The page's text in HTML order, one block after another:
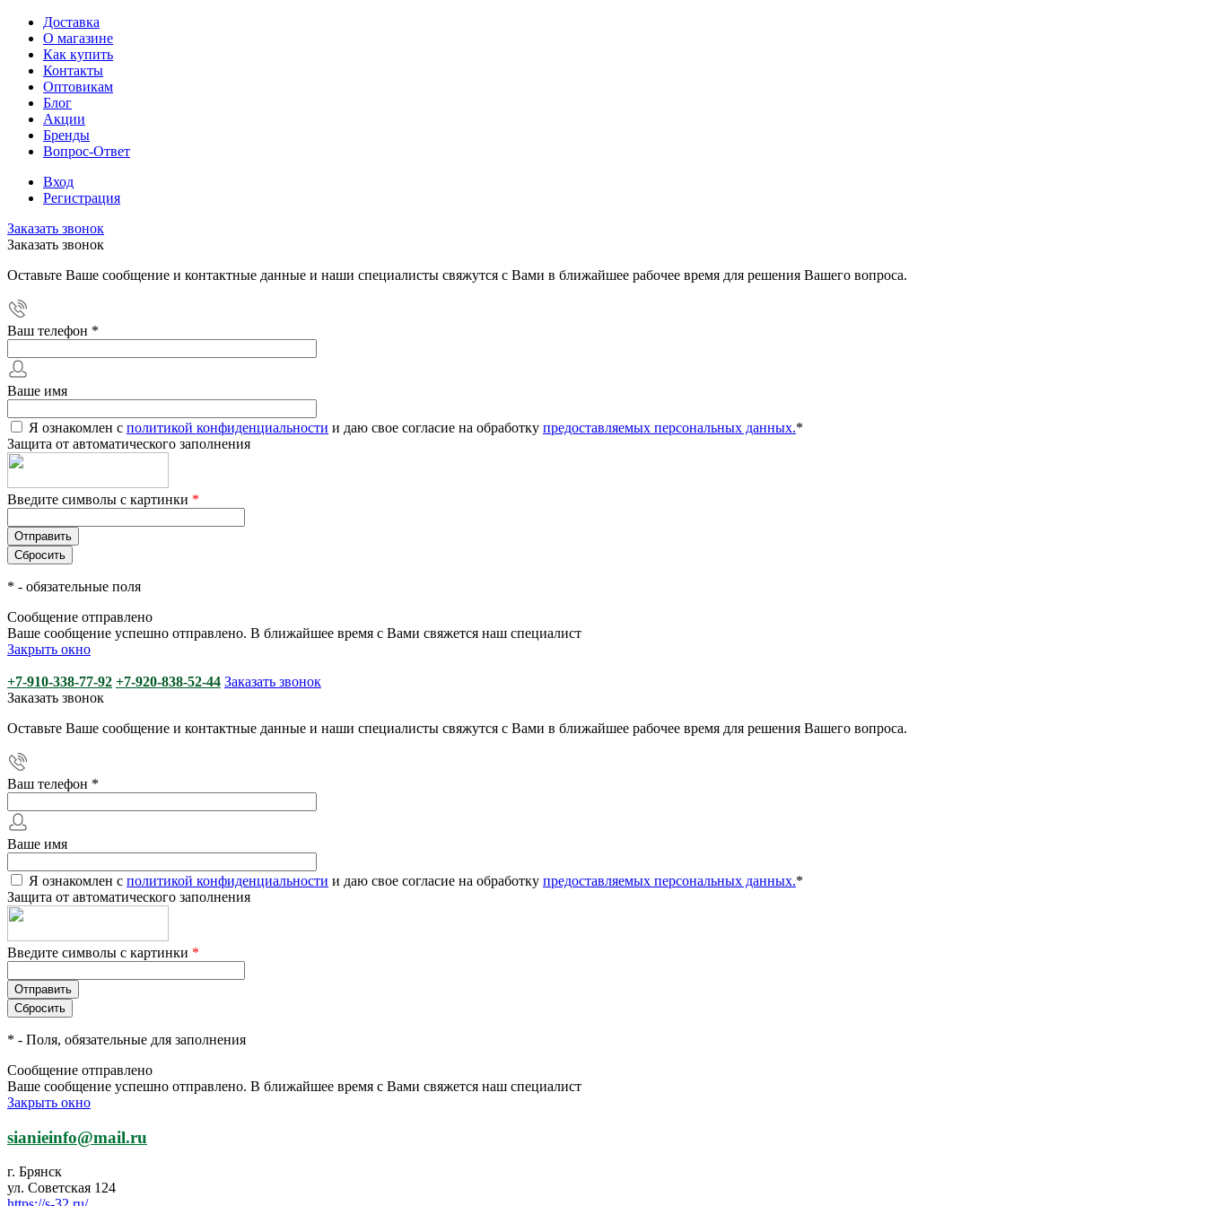
Доставка
О магазине
Как купить
Контакты
Оптовикам
Блог
Акции
Бренды
Вопрос-Ответ
Вход
Регистрация
Заказать звонок
Заказать звонок
Оставьте Ваше сообщение и контактные данные и наши специалисты свяжутся с Вами в ближайшее рабочее время для решения Вашего вопроса.
Ваш телефон *
Ваше имя
Я ознакомлен с политикой конфиденциальности и даю свое согласие на обработку предоставляемых персональных данных.*
Защита от автоматического заполнения
Введите символы с картинки *
* - обязательные поля
Сообщение отправлено
Ваше сообщение успешно отправлено. В ближайшее время с Вами свяжется наш специалист
Закрыть окно
+7-910-338-77-92 +7-920-838-52-44 Заказать звонок
Заказать звонок
Оставьте Ваше сообщение и контактные данные и наши специалисты свяжутся с Вами в ближайшее рабочее время для решения Вашего вопроса.
Ваш телефон *
Ваше имя
Я ознакомлен с политикой конфиденциальности и даю свое согласие на обработку предоставляемых персональных данных.*
Защита от автоматического заполнения
Введите символы с картинки *
* - Поля, обязательные для заполнения
Сообщение отправлено
Ваше сообщение успешно отправлено. В ближайшее время с Вами свяжется наш специалист
Закрыть окно
sianieinfo@mail.ru
г. Брянск
ул. Советская 124